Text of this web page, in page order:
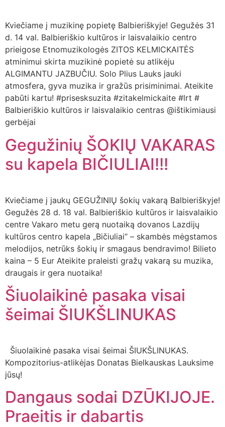
Kviečiame į muzikinę popietę Balbieriškyje! Gegužės 31
d. 14 val. Balbieriškio kultūros ir laisvalaikio centro
prieigose Etnomuzikologės ZITOS KELMICKAITĖS
atminimui skirta muzikinė popietė su atlikėju
ALGIMANTU JAZBUČIU. Solo Plius Lauks jauki
atmosfera, gyva muzika ir gražūs prisiminimai. Ateikite
pabūti kartu! #prisesksuzita #zitakelmickaite #lrt #
Balbieriškio kultūros ir laisvalaikio centras @ištikimiausi
gerbėjai
Gegužinių ŠOKIŲ VAKARAS
su kapela BIČIULIAI!!!
Kviečiame į jaukų GEGUŽINIŲ šokių vakarą Balbieriškyje!
Gegužės 28 d. 18 val. Balbieriškio kultūros ir laisvalaikio
centre Vakaro metu gerą nuotaiką dovanos Lazdijų
kultūros centro kapela „Bičiuliai“ – skambės mėgstamos
melodijos, netrūks šokių ir smagaus bendravimo! Bilieto
kaina – 5 Eur Ateikite praleisti gražų vakarą su muzika,
draugais ir gera nuotaika!
Šiuolaikinė pasaka visai
šeimai ŠIUKŠLINUKAS
Šiuolaikinė pasaka visai šeimai ŠIUKŠLINUKAS.
Kompozitorius-atlikėjas Donatas Bielkauskas Lauksime
jūsų!
Dangaus sodai DZŪKIJOJE.
Praeitis ir dabartis